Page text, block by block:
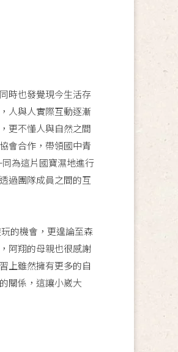
時也發覺現今生活存
人與人實際互動逐漸
更不懂人與自然之間
會合作，帶領國中青
為這片國寶濕地進行
過團隊成員之間的互
的機會，更遑論至森
阿翔的母親也很感謝
上雖然擁有更多的自
關係，這讓小崴大